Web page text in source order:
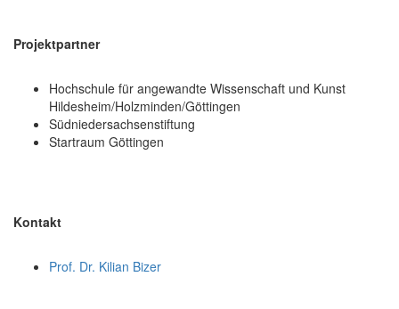
Projektpartner
Hochschule für angewandte Wissenschaft und Kunst
Hildesheim/Holzminden/Göttingen
Südniedersachsenstiftung
Startraum Göttingen
Kontakt
Prof. Dr. Kilian Bizer